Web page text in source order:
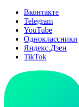
Вконтакте
Telegram
YouTube
Одноклассники
Яндекс.Дзен
TikTok